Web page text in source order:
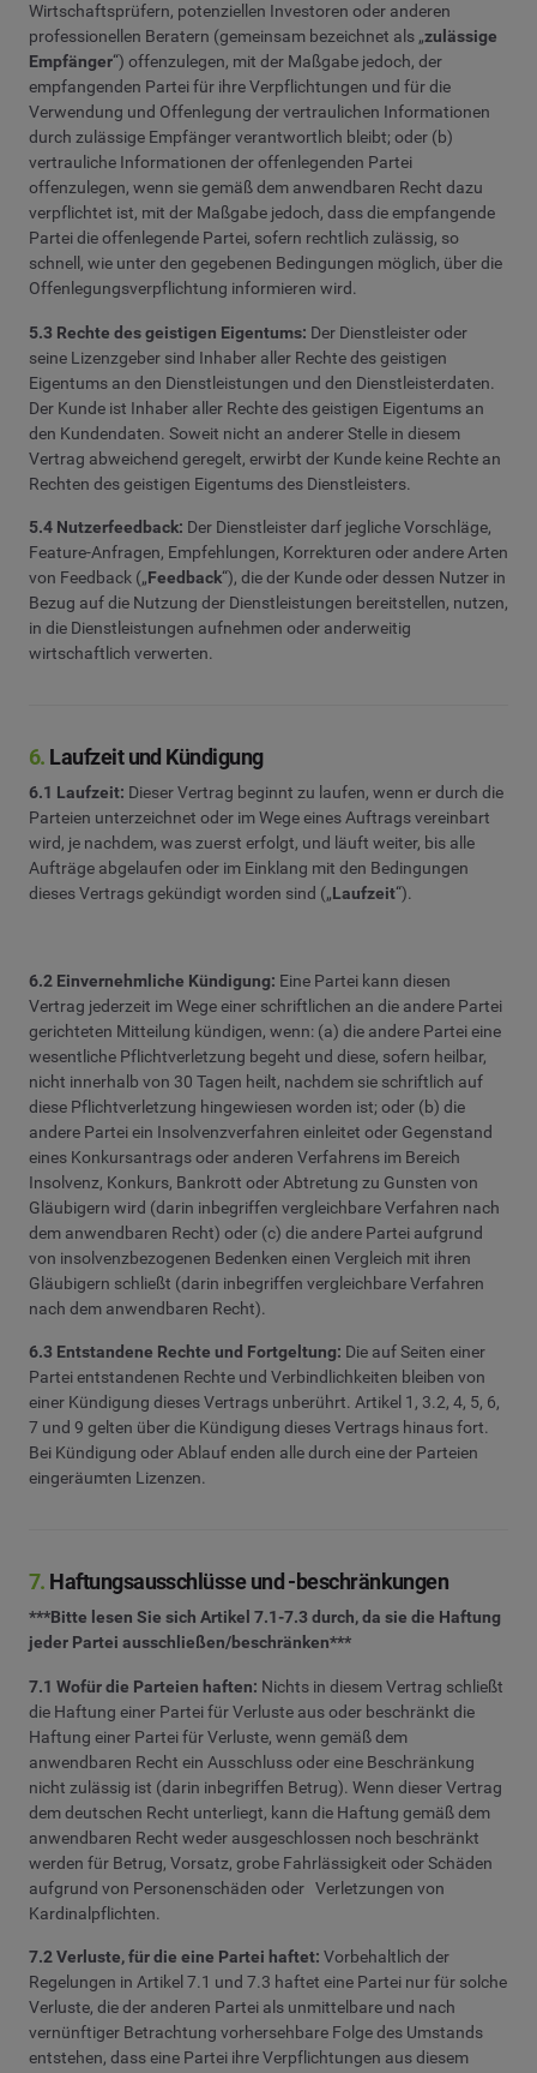
Wirtschaftsprüfern, potenziellen Investoren oder anderen
professionellen Beratern (gemeinsam bezeichnet als „zulässige
Empfänger“) offenzulegen, mit der Maßgabe jedoch, der
empfangenden Partei für ihre Verpflichtungen und für die
Verwendung und Offenlegung der vertraulichen Informationen
durch zulässige Empfänger verantwortlich bleibt; oder (b)
vertrauliche Informationen der offenlegenden Partei
offenzulegen, wenn sie gemäß dem anwendbaren Recht dazu
verpflichtet ist, mit der Maßgabe jedoch, dass die empfangende
Partei die offenlegende Partei, sofern rechtlich zulässig, so
schnell, wie unter den gegebenen Bedingungen möglich, über die
Offenlegungsverpflichtung informieren wird.
5.3 Rechte des geistigen Eigentums: Der Dienstleister oder
seine Lizenzgeber sind Inhaber aller Rechte des geistigen
Eigentums an den Dienstleistungen und den Dienstleisterdaten.
Der Kunde ist Inhaber aller Rechte des geistigen Eigentums an
den Kundendaten. Soweit nicht an anderer Stelle in diesem
Vertrag abweichend geregelt, erwirbt der Kunde keine Rechte an
Rechten des geistigen Eigentums des Dienstleisters.
5.4 Nutzerfeedback: Der Dienstleister darf jegliche Vorschläge,
Feature-Anfragen, Empfehlungen, Korrekturen oder andere Arten
von Feedback („Feedback“), die der Kunde oder dessen Nutzer in
Bezug auf die Nutzung der Dienstleistungen bereitstellen, nutzen,
in die Dienstleistungen aufnehmen oder anderweitig
wirtschaftlich verwerten.
6. Laufzeit und Kündigung
6.1 Laufzeit: Dieser Vertrag beginnt zu laufen, wenn er durch die
Parteien unterzeichnet oder im Wege eines Auftrags vereinbart
wird, je nachdem, was zuerst erfolgt, und läuft weiter, bis alle
Aufträge abgelaufen oder im Einklang mit den Bedingungen
dieses Vertrags gekündigt worden sind („Laufzeit“).
6.2 Einvernehmliche Kündigung: Eine Partei kann diesen
Vertrag jederzeit im Wege einer schriftlichen an die andere Partei
gerichteten Mitteilung kündigen, wenn: (a) die andere Partei eine
wesentliche Pflichtverletzung begeht und diese, sofern heilbar,
nicht innerhalb von 30 Tagen heilt, nachdem sie schriftlich auf
diese Pflichtverletzung hingewiesen worden ist; oder (b) die
andere Partei ein Insolvenzverfahren einleitet oder Gegenstand
eines Konkursantrags oder anderen Verfahrens im Bereich
Insolvenz, Konkurs, Bankrott oder Abtretung zu Gunsten von
Gläubigern wird (darin inbegriffen vergleichbare Verfahren nach
dem anwendbaren Recht) oder (c) die andere Partei aufgrund
von insolvenzbezogenen Bedenken einen Vergleich mit ihren
Gläubigern schließt (darin inbegriffen vergleichbare Verfahren
nach dem anwendbaren Recht).
6.3 Entstandene Rechte und Fortgeltung: Die auf Seiten einer
Partei entstandenen Rechte und Verbindlichkeiten bleiben von
einer Kündigung dieses Vertrags unberührt. Artikel 1, 3.2, 4, 5, 6,
7 und 9 gelten über die Kündigung dieses Vertrags hinaus fort.
Bei Kündigung oder Ablauf enden alle durch eine der Parteien
eingeräumten Lizenzen.
7. Haftungsausschlüsse und -beschränkungen
***Bitte lesen Sie sich Artikel 7.1-7.3 durch, da sie die Haftung
jeder Partei ausschließen/beschränken***
7.1 Wofür die Parteien haften: Nichts in diesem Vertrag schließt
die Haftung einer Partei für Verluste aus oder beschränkt die
Haftung einer Partei für Verluste, wenn gemäß dem
anwendbaren Recht ein Ausschluss oder eine Beschränkung
nicht zulässig ist (darin inbegriffen Betrug). Wenn dieser Vertrag
dem deutschen Recht unterliegt, kann die Haftung gemäß dem
anwendbaren Recht weder ausgeschlossen noch beschränkt
werden für Betrug, Vorsatz, grobe Fahrlässigkeit oder Schäden
aufgrund von Personenschäden oder Verletzungen von
Kardinalpflichten.
7.2 Verluste, für die eine Partei haftet: Vorbehaltlich der
Regelungen in Artikel 7.1 und 7.3 haftet eine Partei nur für solche
Verluste, die der anderen Partei als unmittelbare und nach
vernünftiger Betrachtung vorhersehbare Folge des Umstands
entstehen, dass eine Partei ihre Verpflichtungen aus diesem